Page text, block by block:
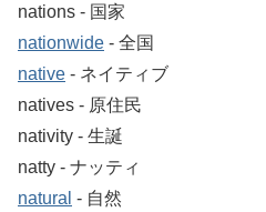
nations ‐ 国家
nationwide ‐ 全国
native ‐ ネイティブ
natives ‐ 原住民
nativity ‐ 生誕
natty ‐ ナッティ
natural ‐ 自然